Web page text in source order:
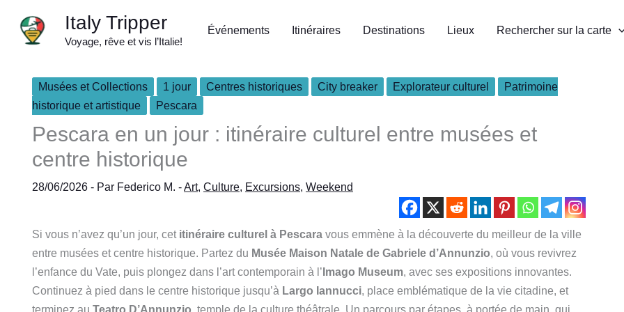
contenu
Italy Tripper
Voyage, rêve et vis l’Italie!
Événements Itinéraires Destinations Lieux Rechercher sur la carte
Musées et Collections 1 jour Centres historiques City breaker Explorateur culturel
Patrimoine
historique et artistique
Pescara
Pescara en un jour : itinéraire culturel entre musées et
centre historique
28/06/2026 - Par Federico M. -Art, Culture, Excursions, Weekend
Si vous n’avez qu’un jour, cet itinéraire culturel à Pescara vous emmène à la découverte du meilleur de la ville
entre musées et centre historique. Partez du Musée Maison Natale de Gabriele d’Annunzio, où vous revivrez
l’enfance du Vate, puis plongez dans l’art contemporain à l’ Imago Museum, avec ses expositions innovantes.
Continuez à pied dans le centre historique jusqu’à Largo Iannucci, place emblématique de la vie citadine, et
terminez au Teatro D’Annunzio, temple de la culture théâtrale. Un parcours par étapes, à portée de main, qui